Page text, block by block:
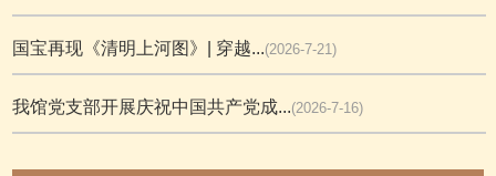
国宝再现《清明上河图》| 穿越...(2026-7-21)
我馆党支部开展庆祝中国共产党成...(2026-7-16)